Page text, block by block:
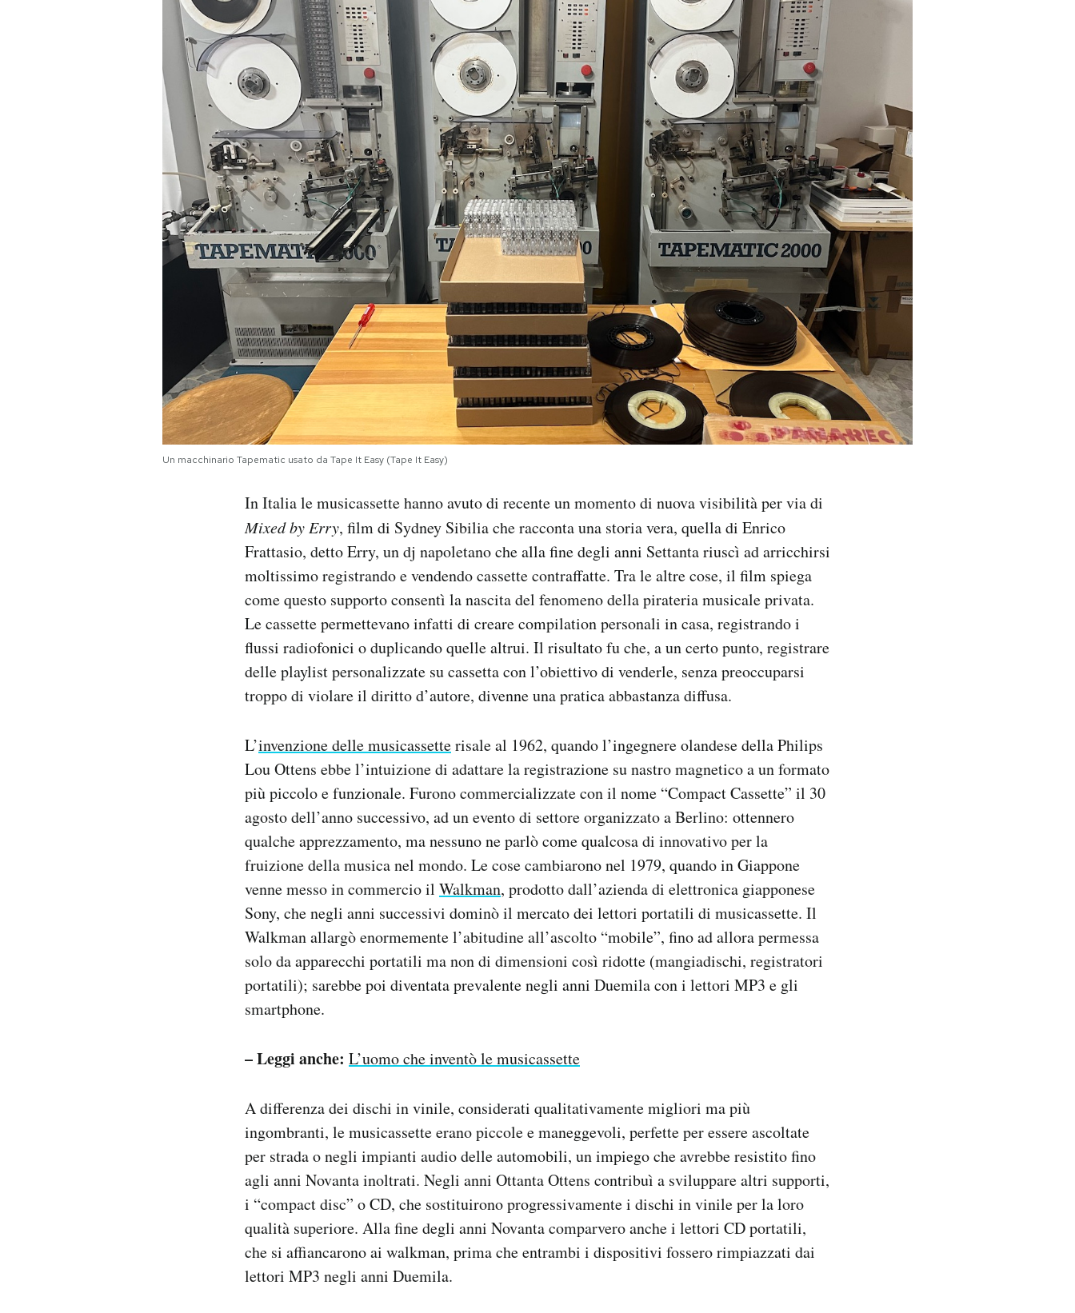
Un macchinario Tapematic usato da Tape It Easy (Tape It Easy)
In Italia le musicassette hanno avuto di recente un momento di nuova visibilità per via di
Mixed by Erry, film di Sydney Sibilia che racconta una storia vera, quella di Enrico
Frattasio, detto Erry, un dj napoletano che alla fine degli anni Settanta riuscì ad arricchirsi
moltissimo registrando e vendendo cassette contraffatte. Tra le altre cose, il film spiega
come questo supporto consentì la nascita del fenomeno della pirateria musicale privata.
Le cassette permettevano infatti di creare compilation personali in casa, registrando i
flussi radiofonici o duplicando quelle altrui. Il risultato fu che, a un certo punto, registrare
delle playlist personalizzate su cassetta con l’obiettivo di venderle, senza preoccuparsi
troppo di violare il diritto d’autore, divenne una pratica abbastanza diffusa.
L’invenzione delle musicassetterisale al 1962, quando l’ingegnere olandese della Philips
Lou Ottens ebbe l’intuizione di adattare la registrazione su nastro magnetico a un formato
più piccolo e funzionale. Furono commercializzate con il nome “Compact Cassette” il 30
agosto dell’anno successivo, ad un evento di settore organizzato a Berlino: ottennero
qualche apprezzamento, ma nessuno ne parlò come qualcosa di innovativo per la
fruizione della musica nel mondo. Le cose cambiarono nel 1979, quando in Giappone
venne messo in commercio il Walkman, prodotto dall’azienda di elettronica giapponese
Sony, che negli anni successivi dominò il mercato dei lettori portatili di musicassette. Il
Walkman allargò enormemente l’abitudine all’ascolto “mobile”, fino ad allora permessa
solo da apparecchi portatili ma non di dimensioni così ridotte (mangiadischi, registratori
portatili); sarebbe poi diventata prevalente negli anni Duemila con i lettori MP3 e gli
smartphone.
– Leggi anche: L’uomo che inventò le musicassette
A differenza dei dischi in vinile, considerati qualitativamente migliori ma più
ingombranti, le musicassette erano piccole e maneggevoli, perfette per essere ascoltate
per strada o negli impianti audio delle automobili, un impiego che avrebbe resistito fino
agli anni Novanta inoltrati. Negli anni Ottanta Ottens contribuì a sviluppare altri supporti,
i “compact disc” o CD, che sostituirono progressivamente i dischi in vinile per la loro
qualità superiore. Alla fine degli anni Novanta comparvero anche i lettori CD portatili,
che si affiancarono ai walkman, prima che entrambi i dispositivi fossero rimpiazzati dai
lettori MP3 negli anni Duemila.